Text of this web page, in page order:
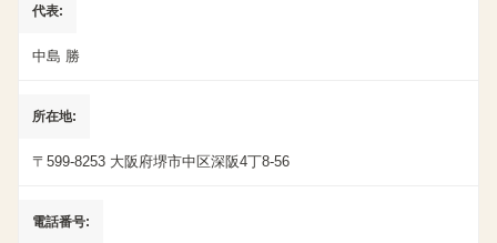
代表
中島 勝
所在地
〒599-8253 大阪府堺市中区深阪4丁8-56
電話番号